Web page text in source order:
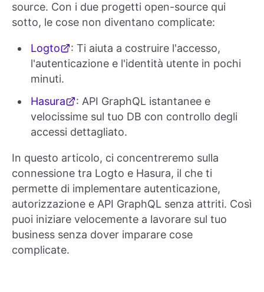
source. Con i due progetti open-source qui
sotto, le cose non diventano complicate:
Logto
: Ti aiuta a costruire l'accesso,
l'autenticazione e l'identità utente in pochi
minuti.
Hasura
: API GraphQL istantanee e
velocissime sul tuo DB con controllo degli
accessi dettagliato.
In questo articolo, ci concentreremo sulla
connessione tra Logto e Hasura, il che ti
permette di implementare autenticazione,
autorizzazione e API GraphQL senza attriti. Così
puoi iniziare velocemente a lavorare sul tuo
business senza dover imparare cose
complicate.